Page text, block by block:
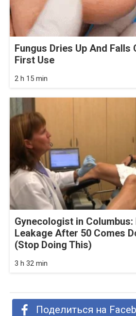
Fungus Dries Up And
First Use
2 h 15 min
Gynecologist in Columbus:
Leakage After 50 Comes
(Stop Doing This)
3 h 32 min
Поделиться на